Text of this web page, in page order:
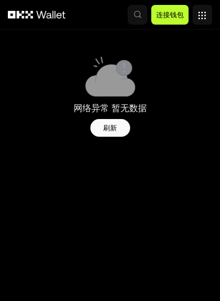
连接钱包
网络异常 暂无数据
刷新